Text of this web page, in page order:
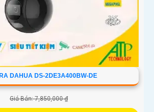
DAHUA DS-2DE3A400BW-DE
Giá Bán: 7,850,000 ₫